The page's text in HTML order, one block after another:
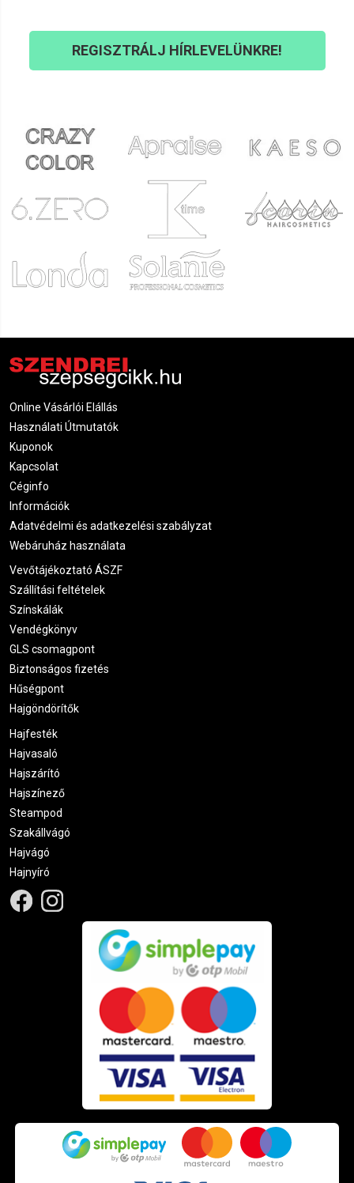
REGISZTRÁLJ HÍRLEVELÜNKRE!
Online Vásárlói Elállás
Használati Útmutatók
Kuponok
Kapcsolat
Céginfo
Információk
Adatvédelmi és adatkezelési szabályzat
Webáruház használata
Vevőtájékoztató ÁSZF
Szállítási feltételek
Színskálák
Vendégkönyv
GLS csomagpont
Biztonságos fizetés
Hűségpont
Hajgöndörítők
Hajfesték
Hajvasaló
Hajszárító
Hajszínező
Steampod
Szakállvágó
Hajvágó
Hajnyíró